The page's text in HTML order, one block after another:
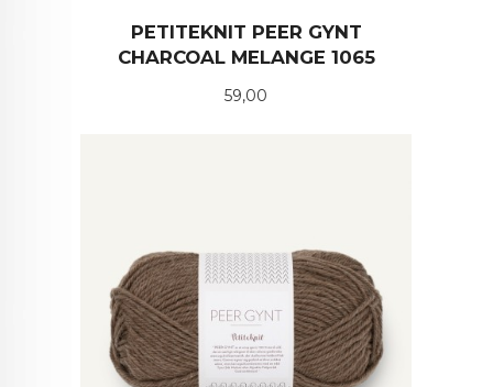
PETITEKNIT PEER GYNT
CHARCOAL MELANGE 1065
Pris
59,00